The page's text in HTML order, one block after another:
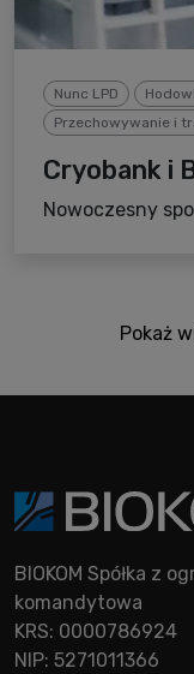
Nunc LPD
Przechowywanie i
Cryobank i
Nowoczesny
Pokaż
BIOKOM Spółka z
komandytowa
KRS: 0000786924
NIP: 5271011366